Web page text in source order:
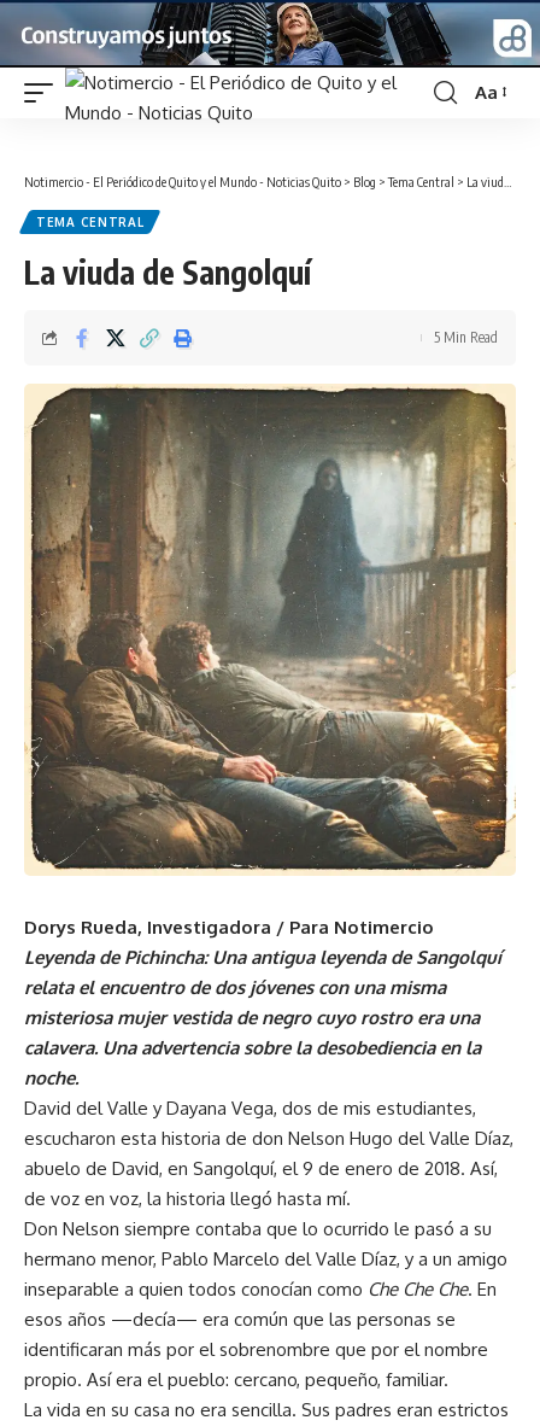
Font
Aa
Notimercio - El Periódico de Quito y el Mundo - Noticias Quito > Blog >Tema Central > La viuda de Sangolquí
TEMA CENTRAL
La viuda de Sangolquí
5 Min Read
Dorys Rueda, Investigadora / Para Notimercio
Leyenda de Pichincha: Una antigua leyenda de Sangolquí
relata el encuentro de dos jóvenes con una misma
misteriosa mujer vestida de negro cuyo rostro era una
calavera. Una advertencia sobre la desobediencia en la
noche.
David del Valle y Dayana Vega, dos de mis estudiantes,
escucharon esta historia de don Nelson Hugo del Valle Díaz,
abuelo de David, en Sangolquí, el 9 de enero de 2018. Así,
de voz en voz, la historia llegó hasta mí.
Don Nelson siempre contaba que lo ocurrido le pasó a su
hermano menor, Pablo Marcelo del Valle Díaz, y a un amigo
inseparable a quien todos conocían como Che Che Che. En
esos años —decía— era común que las personas se
identificaran más por el sobrenombre que por el nombre
propio. Así era el pueblo: cercano, pequeño, familiar.
La vida en su casa no era sencilla. Sus padres eran estrictos